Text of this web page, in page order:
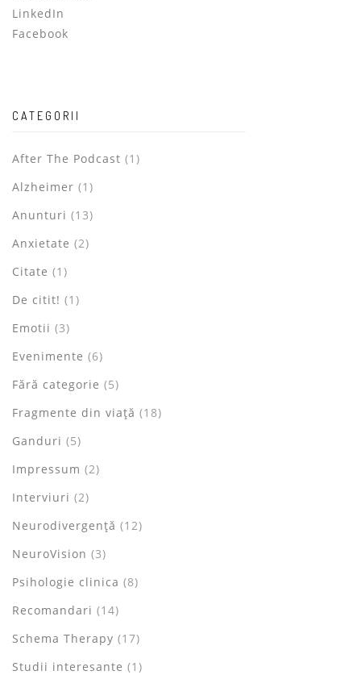
LinkedIn
Facebook
CATEGORII
After The Podcast (1)
Alzheimer (1)
Anunturi (13)
Anxietate (2)
Citate (1)
De citit! (1)
Emotii (3)
Evenimente (6)
Fără categorie (5)
Fragmente din viață (18)
Ganduri (5)
Impressum (2)
Interviuri (2)
Neurodivergență (12)
NeuroVision (3)
Psihologie clinica (8)
Recomandari (14)
Schema Therapy (17)
Studii interesante (1)